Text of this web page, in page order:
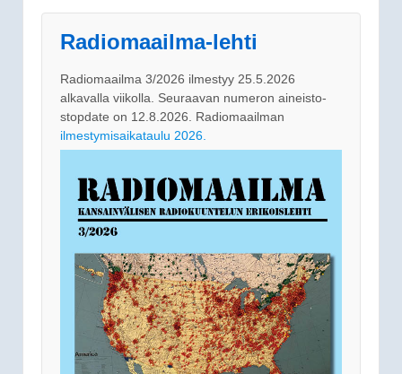
Radiomaailma-lehti
Radiomaailma 3/2026 ilmestyy 25.5.2026
alkavalla viikolla. Seuraavan numeron aineisto-
stopdate on 12.8.2026. Radiomaailman
ilmestymisaikataulu 2026.